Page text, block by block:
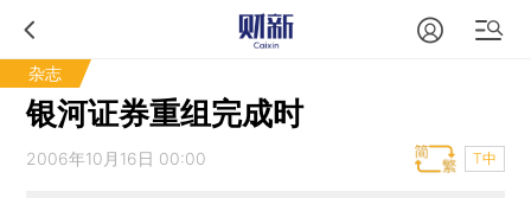
杂志
银河证券重组完成时
2006年10月16日 00:00 T中